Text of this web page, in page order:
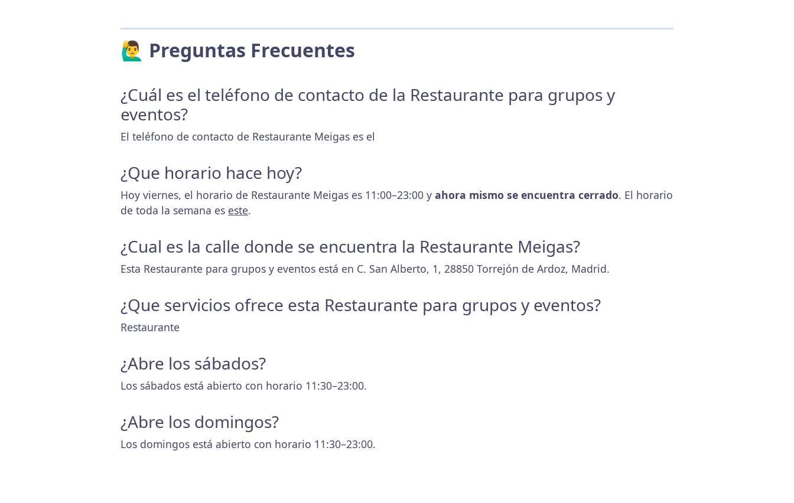
🙋‍♂️ Preguntas Frecuentes
¿Cuál es el teléfono de contacto de la Restaurante para grupos y
eventos?
El teléfono de contacto de Restaurante Meigas es el
¿Que horario hace hoy?
Hoy viernes, el horario de Restaurante Meigas es 11:00–23:00 y ahora mismo se encuentra cerrado. El horario
de toda la semana es este.
¿Cual es la calle donde se encuentra la Restaurante Meigas?
Esta Restaurante para grupos y eventos está en C. San Alberto, 1, 28850 Torrejón de Ardoz, Madrid.
¿Que servicios ofrece esta Restaurante para grupos y eventos?
Restaurante
¿Abre los sábados?
Los sábados está abierto con horario 11:30–23:00.
¿Abre los domingos?
Los domingos está abierto con horario 11:30–23:00.